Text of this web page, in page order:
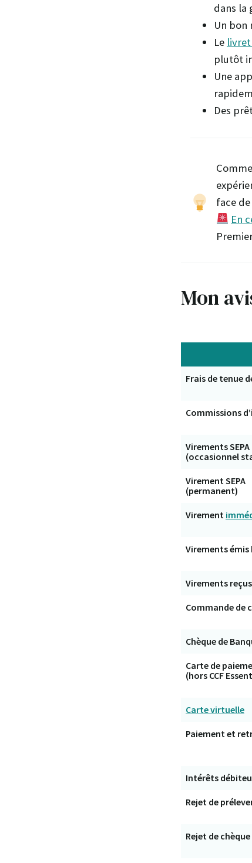
dans la
Un bon
Le
plutôt
Une
Des
face
En
Mon
Frais de tenue
Commissions
Virements SEPA
(occasionnel
Virement SEPA
(permanent)
Virement
Virements émis
Virements reçus
Commande de
Chèque de
Carte de
(hors CCF
Carte virtuelle
Paiement et
Intérêts
Rejet de
Rejet de